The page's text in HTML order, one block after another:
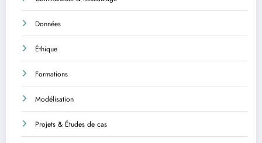
Données
Éthique
Formations
Modélisation
Projets & Études de cas